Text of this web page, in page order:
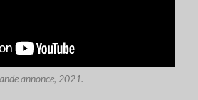
annonce, 2021.